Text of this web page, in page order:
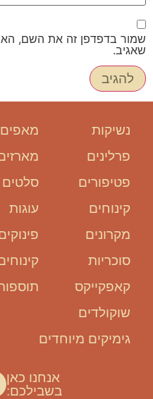
שמור בדפדפן זה את השם,
שאגיב.
נשיקות
פרלינים
פטיפורים
קינוחים
מקרונים
סוכריות
קאפקייקס
שוקולדים
גימיקים מיוחדים
מאפים
סלטים
עוגות
אנחנו כאן
בשבילכם: